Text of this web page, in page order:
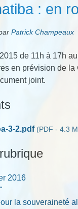
: en
Patrick Champeaux
de 11h à 17h
en prévision de
joint.
3-2.pdf (PDF -4.3
2016
la souveraineté